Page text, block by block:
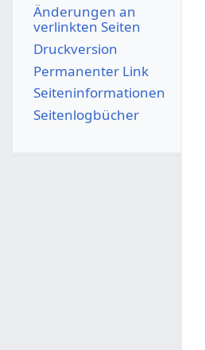
Änderungen an
verlinkten Seiten
Druckversion
Permanenter Link
Seiten­­informationen
Seitenlogbücher